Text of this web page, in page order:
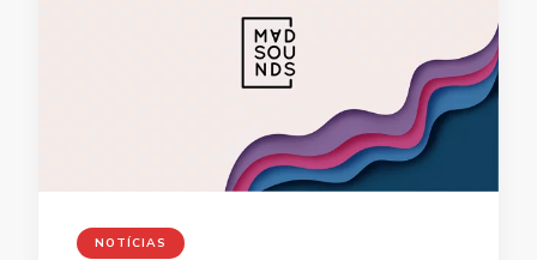
NOTÍCIAS